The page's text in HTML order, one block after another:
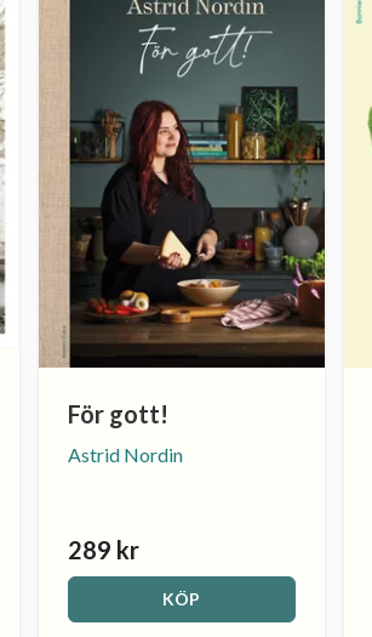
För gott!
Astrid Nordin
289 kr
KÖP